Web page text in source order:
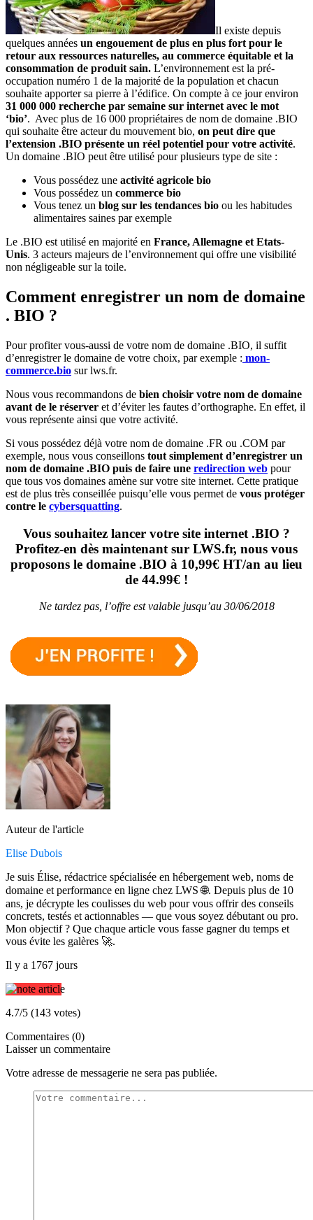
Il existe depuis
quelques années un engouement de plus en plus fort pour le
retour aux ressources naturelles, au commerce équitable et la
consommation de produit sain. L’environnement est la pré-
occupation numéro 1 de la majorité de la population et chacun
souhaite apporter sa pierre à l’édifice. On compte à ce jour environ
31 000 000 recherche par semaine sur internet avec le mot
‘bio’. Avec plus de 16 000 propriétaires de nom de domaine .BIO
qui souhaite être acteur du mouvement bio, on peut dire que
l’extension .BIO présente un réel potentiel pour votre activité.
Un domaine .BIO peut être utilisé pour plusieurs type de site :
Vous possédez une activité agricole bio
Vous possédez un commerce bio
Vous tenez un blog sur les tendances bio ou les habitudes
alimentaires saines par exemple
Le .BIO est utilisé en majorité en France, Allemagne et Etats-
Unis. 3 acteurs majeurs de l’environnement qui offre une visibilité
non négligeable sur la toile.
Comment enregistrer un nom de domaine
. BIO ?
Pour profiter vous-aussi de votre nom de domaine .BIO, il suffit
d’enregistrer le domaine de votre choix, par exemple : mon-
commerce.bio sur lws.fr.
Nous vous recommandons de bien choisir votre nom de domaine
avant de le réserver et d’éviter les fautes d’orthographe. En effet, il
vous représente ainsi que votre activité.
Si vous possédez déjà votre nom de domaine .FR ou .COM par
exemple, nous vous conseillons tout simplement d’enregistrer un
nom de domaine .BIO puis de faire une redirection web pour
que tous vos domaines amène sur votre site internet. Cette pratique
est de plus très conseillée puisqu’elle vous permet de vous protéger
contre le cybersquatting.
Vous souhaitez lancer votre site internet .BIO ?
Profitez-en dès maintenant sur LWS.fr, nous vous
proposons le domaine .BIO à 10,99€ HT/an au lieu
de 44.99€ !
Ne tardez pas, l’offre est valable jusqu’au 30/06/2018
Auteur de l'article
Elise Dubois
Je suis Élise, rédactrice spécialisée en hébergement web, noms de
domaine et performance en ligne chez LWS 🌐. Depuis plus de 10
ans, je décrypte les coulisses du web pour vous offrir des conseils
concrets, testés et actionnables — que vous soyez débutant ou pro.
Mon objectif ? Que chaque article vous fasse gagner du temps et
vous évite les galères 🚀.
Il y a 1767 jours
4.7/5 (143 votes)
Commentaires (0)
Laisser un commentaire
Votre adresse de messagerie ne sera pas publiée.